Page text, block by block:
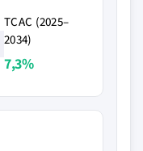
TCAC (2025–
2034)
7,3%